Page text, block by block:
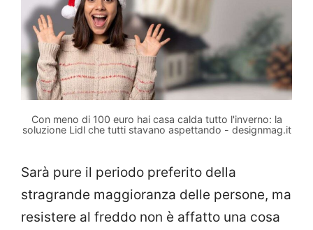
Con meno di 100 euro hai casa calda tutto l'inverno: la
soluzione Lidl che tutti stavano aspettando - designmag.it
Sarà pure il periodo preferito della
stragrande maggioranza delle persone, ma
resistere al freddo non è affatto una cosa